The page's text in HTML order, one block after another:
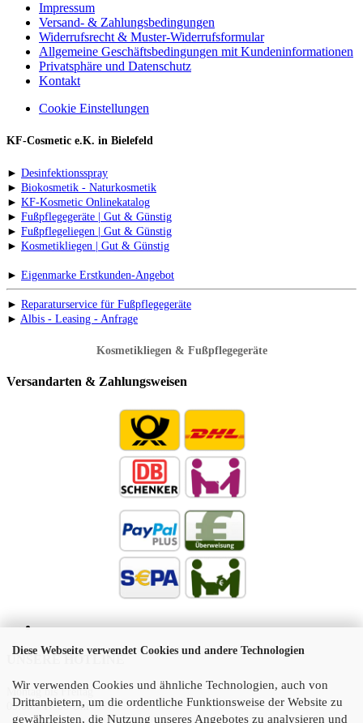
Diese Webseite verwendet Cookies und andere Technologien
Wir verwenden Cookies und ähnliche Technologien, auch von
Drittanbietern, um die ordentliche Funktionsweise der Website zu
gewährleisten, die Nutzung unseres Angebotes zu analysieren und
Impressum
Versand- & Zahlungsbedingungen
Widerrufsrecht & Muster-Widerrufsformular
Allgemeine Geschäftsbedingungen mit Kundeninformationen
Privatsphäre und Datenschutz
Kontakt
Cookie Einstellungen
KF-Cosmetic e.K. in Bielefeld
► Desinfektionsspray
► Biokosmetik - Naturkosmetik
► KF-Kosmetic Onlinekatalog
► Fußpflegegeräte | Gut & Günstig
► Fußpflegeliegen | Gut & Günstig
► Kosmetikliegen | Gut & Günstig
► Eigenmarke Erstkunden-Angebot
► Reparaturservice für Fußpflegegeräte
► Albis - Leasing - Anfrage
Kosmetikliegen & Fußpflegegeräte
Versandarten & Zahlungsweisen
Montag bis Freitag
09:00 - 17:00 Uhr